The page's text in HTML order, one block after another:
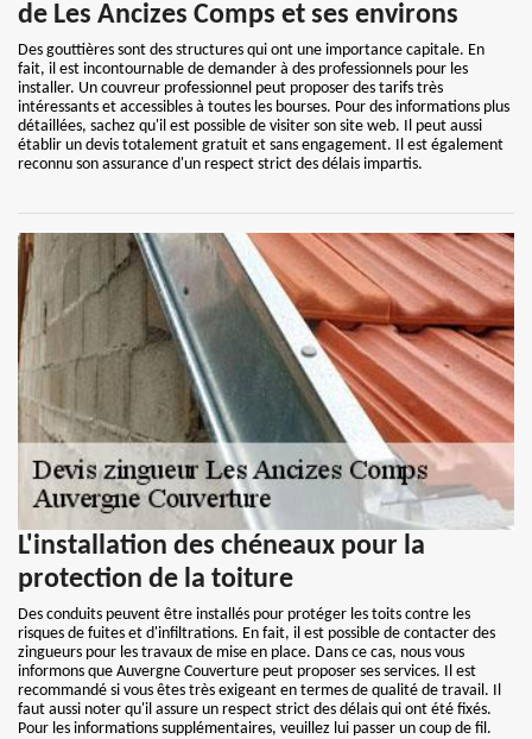
de Les Ancizes Comps et ses environs
Des gouttières sont des structures qui ont une importance capitale. En
fait, il est incontournable de demander à des professionnels pour les
installer. Un couvreur professionnel peut proposer des tarifs très
intéressants et accessibles à toutes les bourses. Pour des informations plus
détaillées, sachez qu'il est possible de visiter son site web. Il peut aussi
établir un devis totalement gratuit et sans engagement. Il est également
reconnu son assurance d'un respect strict des délais impartis.
L'installation des chéneaux pour la
protection de la toiture
Des conduits peuvent être installés pour protéger les toits contre les
risques de fuites et d'infiltrations. En fait, il est possible de contacter des
zingueurs pour les travaux de mise en place. Dans ce cas, nous vous
informons que Auvergne Couverture peut proposer ses services. Il est
recommandé si vous êtes très exigeant en termes de qualité de travail. Il
faut aussi noter qu'il assure un respect strict des délais qui ont été fixés.
Pour les informations supplémentaires, veuillez lui passer un coup de fil.